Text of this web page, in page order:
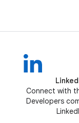
Connect with
Developers